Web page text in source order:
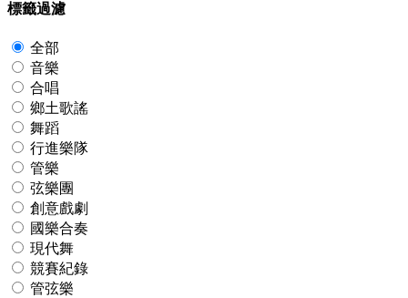
標籤過濾
全部
音樂
合唱
鄉土歌謠
舞蹈
行進樂隊
管樂
弦樂團
創意戲劇
國樂合奏
現代舞
競賽紀錄
管弦樂